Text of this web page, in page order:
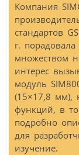
Компания
стандартов
г.
множеством
интерес
модуль
(15×17,8 мм),
функций, в
подробно
для
изучение.